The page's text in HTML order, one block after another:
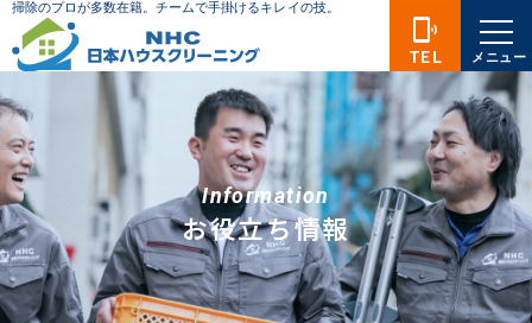
Information
お役立ち情報
phonelink_ring
TEL メニュー